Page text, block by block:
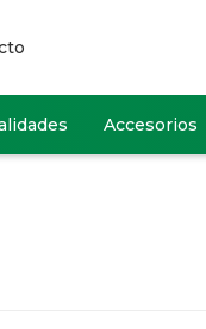
Accesorios